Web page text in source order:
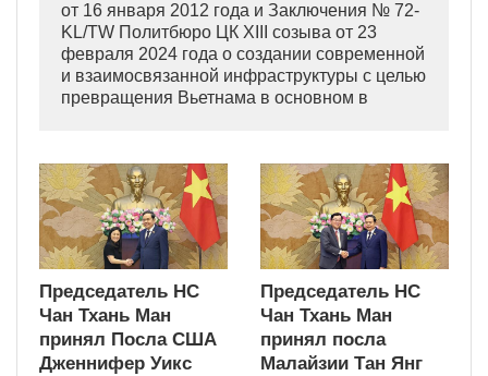
от 16 января 2012 года и Заключения № 72-
KL/TW Политбюро ЦК XIII созыва от 23
февраля 2024 года о создании современной
и взаимосвязанной инфраструктуры с целью
превращения Вьетнама в основном в
Председатель НС
Чан Тхань Ман
принял Посла США
Дженнифер Уикс
Председатель НС
Чан Тхань Ман
принял посла
Малайзии Тан Янг